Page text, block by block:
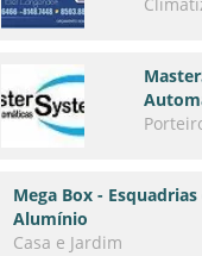
Mega Box - Esquadrias
Alumínio
Casa e Jardim